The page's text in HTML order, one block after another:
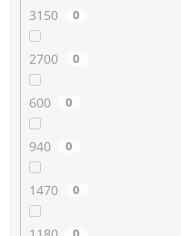
3150 0
2700 0
600 0
940 0
1470 0